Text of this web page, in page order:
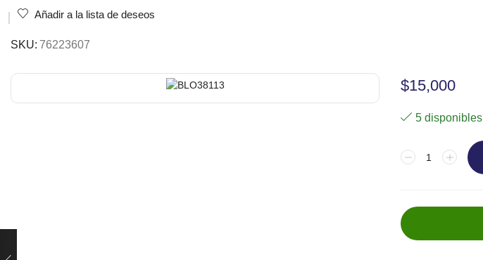
Añadir a la lista de deseos
SKU: 76223607
$15,000
5 disponibles